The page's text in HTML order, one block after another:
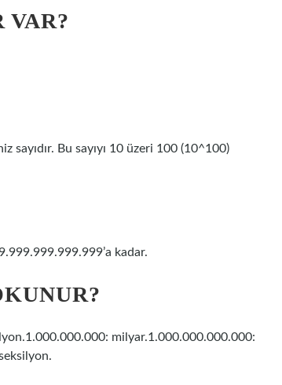
VAR?
sayıdır. Bu sayıyı 10 üzeri 100 (10^100)
kadar.
milyar.1.000.000.000.000: